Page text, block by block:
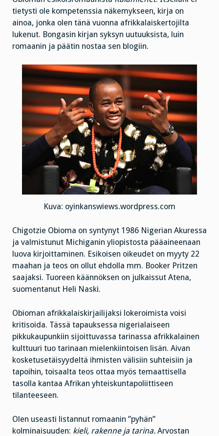
tietysti ole kompetenssia näkemykseen, kirja on
ainoa, jonka olen tänä vuonna afrikkalaiskertojilta
lukenut. Bongasin kirjan syksyn uutuuksista, luin
romaanin ja päätin nostaa sen blogiin.
Kuva: oyinkanswiews.wordpress.com
Chigotzie Obioma on syntynyt 1986 Nigerian Akuressa
ja valmistunut Michiganin yliopistosta pääaineenaan
luova kirjoittaminen. Esikoisen oikeudet on myyty 22
maahan ja teos on ollut ehdolla mm. Booker Pritzen
saajaksi. Tuoreen käännöksen on julkaissut Atena,
suomentanut Heli Naski.
Obioman afrikkalaiskirjailijaksi lokeroimista voisi
kritisoida. Tässä tapauksessa nigerialaiseen
pikkukaupunkiin sijoittuvassa tarinassa afrikkalainen
kulttuuri tuo tarinaan mielenkiintoisen lisän. Aivan
kosketusetäisyydeltä ihmisten välisiin suhteisiin ja
tapoihin, toisaalta teos ottaa myös temaattisella
tasolla kantaa Afrikan yhteiskuntapoliittiseen
tilanteeseen.
Olen useasti listannut romaanin ”pyhän”
kolminaisuuden: kieli, rakenne ja tarina. Arvostan